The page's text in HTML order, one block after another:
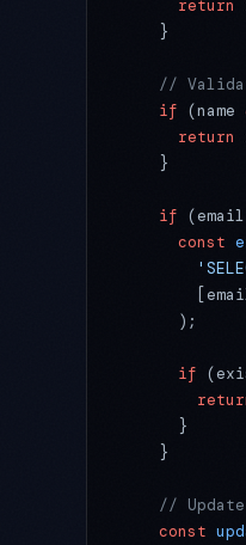
      return
    }
//
    if
(name
      return
    }
    if
      const
      );
      if
      }
    }
    // Update
    const